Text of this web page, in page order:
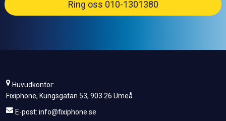
Ring oss 010-1301380
Huvudkontor:
Fixiphone, Kungsgatan 53, 903 26 Umeå
E-post: info@fixiphone.se